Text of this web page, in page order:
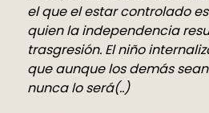
el que el estar controlado
quien la independencia
trasgresión. El niño
que aunque los demás
nunca lo será(..)